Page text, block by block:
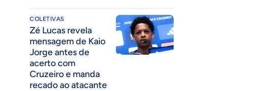
COLETIVAS
Zé Lucas revela
mensagem de Kaio
Jorge antes de
acerto com
Cruzeiro e manda
recado ao atacante